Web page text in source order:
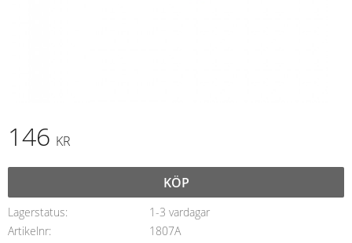
146 KR
KÖP
Lagerstatus
1-3 vardagar
Artikelnr
1807A